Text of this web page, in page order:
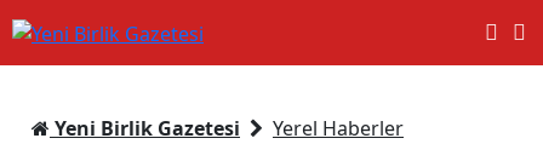
Yeni Birlik Gazetesi Yerel Haberler